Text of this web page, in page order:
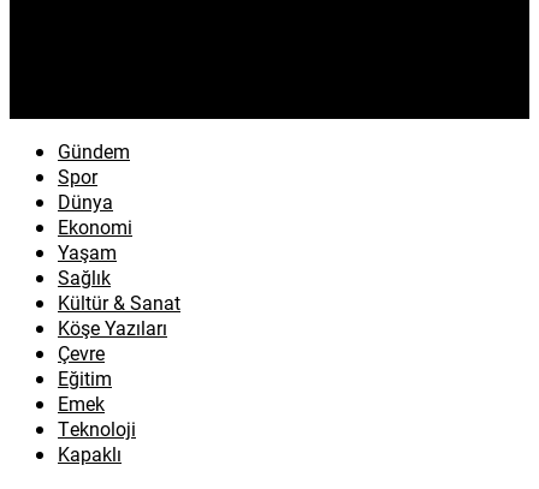
Gündem
Spor
Dünya
Ekonomi
Yaşam
Sağlık
Kültür & Sanat
Köşe Yazıları
Çevre
Eğitim
Emek
Teknoloji
Kapaklı